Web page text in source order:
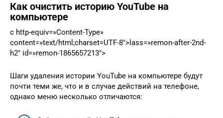
Как очистить историю YouTube на
компьютере
c http-equiv=»Content-Type»
content=»text/html;charset=UTF-8″>lass=»remon-after-2nd-
h2″ id=»remon-1865657213″>
Шаги удаления истории YouTube на компьютере будут
почти теми же, что и в случае действий на телефоне,
однако меню несколько отличаются: